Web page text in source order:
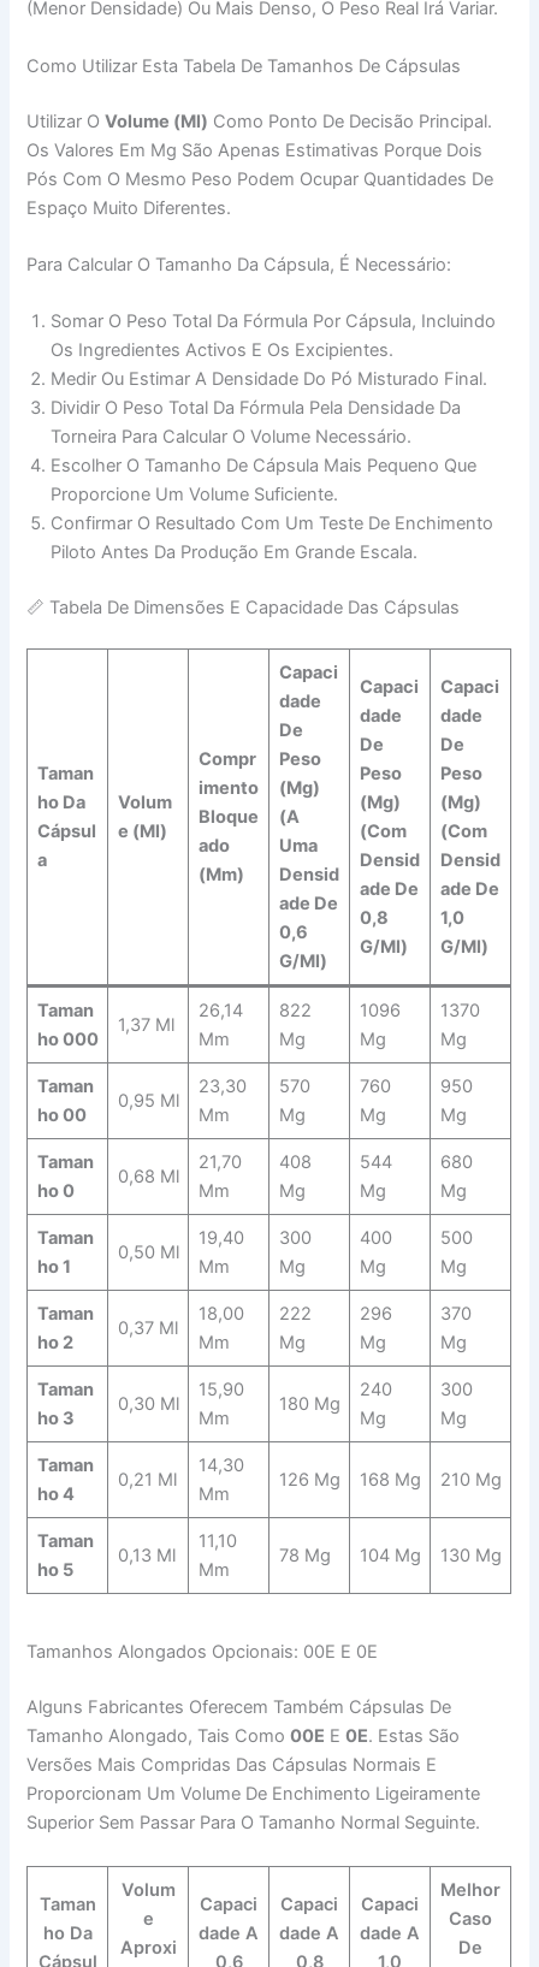
(menor Densidade) Ou Mais Denso, O Peso Real Irá Variar.
Como Utilizar Esta Tabela De Tamanhos De Cápsulas
Utilizar OVolume (ml) Como Ponto De Decisão Principal.
Os Valores Em Mg São Apenas Estimativas Porque Dois
Pós Com O Mesmo Peso Podem Ocupar Quantidades De
Espaço Muito Diferentes.
Para Calcular O Tamanho Da Cápsula, É Necessário:
Somar O Peso Total Da Fórmula Por Cápsula, Incluindo
Os Ingredientes Activos E Os Excipientes.
Medir Ou Estimar A Densidade Do Pó Misturado Final.
Dividir O Peso Total Da Fórmula Pela Densidade Da
Torneira Para Calcular O Volume Necessário.
Escolher O Tamanho De Cápsula Mais Pequeno Que
Proporcione Um Volume Suficiente.
Confirmar O Resultado Com Um Teste De Enchimento
Piloto Antes Da Produção Em Grande Escala.
📏 Tabela De Dimensões E Capacidade Das Cápsulas
Taman
Ho Da
Cápsul
A
Volum
E (ml)
Compr
Imento
Bloque
Ado
(mm)
Capaci
Dade
De
Peso
(mg)
(a
Uma
Densid
Ade De
0,6
G/ml)
Capaci
Dade
De
Peso
(mg)
(com
Densid
Ade De
0,8
G/ml)
Capaci
Dade
De
Peso
(mg)
(com
Densid
Ade De
1,0
G/ml)
Taman
Ho 000
1,37 Ml
26,14
Mm
822
Mg
1096
Mg
1370
Mg
Taman
Ho 00
0,95 Ml
23,30
Mm
570
Mg
760
Mg
950
Mg
Taman
Ho 0
0,68 Ml
21,70
Mm
408
Mg
544
Mg
680
Mg
Taman
Ho 1
0,50 Ml
19,40
Mm
300
Mg
400
Mg
500
Mg
Taman
Ho 2
0,37 Ml
18,00
Mm
222
Mg
296
Mg
370
Mg
Taman
Ho 3
0,30 Ml
15,90
Mm
180 Mg
240
Mg
300
Mg
Taman
Ho 4
0,21 Ml
14,30
Mm
126 Mg 168 Mg 210 Mg
Taman
Ho 5
0,13 Ml
11,10
Mm
78 Mg 104 Mg 130 Mg
Tamanhos Alongados Opcionais: 00E E 0E
Alguns Fabricantes Oferecem Também Cápsulas De
Tamanho Alongado, Tais Como00E E0E. Estas São
Versões Mais Compridas Das Cápsulas Normais E
Proporcionam Um Volume De Enchimento Ligeiramente
Superior Sem Passar Para O Tamanho Normal Seguinte.
Taman
Ho Da
Cápsul
Volum
E
Aproxi
Capaci
Dade A
0,6
Capaci
Dade A
0,8
Capaci
Dade A
1,0
Melhor
Caso
De